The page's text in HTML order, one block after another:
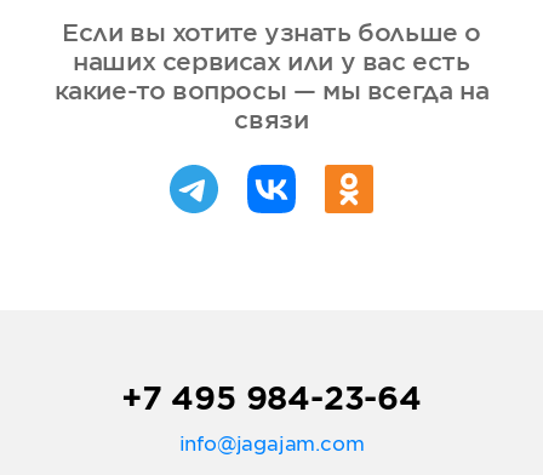
Если вы хотите узнать больше о
наших сервисах или у вас есть
какие-то вопросы — мы всегда на
связи
+7 495 984-23-64
info@jagajam.com